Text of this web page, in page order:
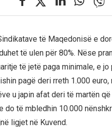
të Maqedonisë e
të ulen për 80%. Nëse
të jetë paga minimale, e jo
pagë deri rreth 1.000
u japin afat deri të martën
do të mbledhin 10.000
ligjet në Kuvend.